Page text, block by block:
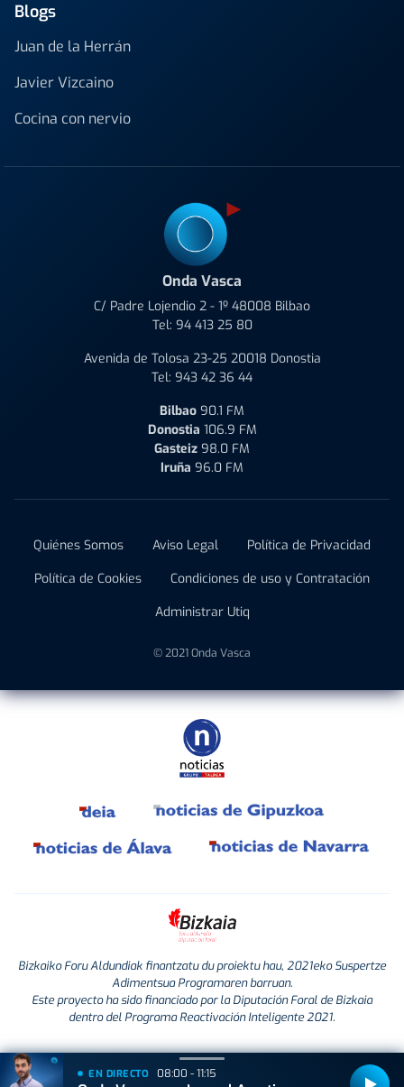
Blogs
Juan de la Herrán
Javier Vizcaino
Cocina con nervio
Onda Vasca
C/ Padre Lojendio 2 - 1º 48008 Bilbao
Tel: 94 413 25 80
Avenida de Tolosa 23-25 20018 Donostia
Tel: 943 42 36 44
Bilbao 90.1 FM
Donostia 106.9 FM
Gasteiz 98.0 FM
Iruña 96.0 FM
Quiénes Somos Aviso Legal
Política de Privacidad
Política de Cookies
Condiciones de uso y Contratación
Administrar Utiq
© 2021 Onda Vasca
Bizkaiko Foru Aldundiak finantzatu du proiektu hau, 2021eko Suspertze
Adimentsua Programaren barruan.
Este proyecto ha sido financiado por la Diputación Foral de Bizkaia
dentro del Programa Reactivación Inteligente 2021.
EN DIRECTO 08:00 - 11:15